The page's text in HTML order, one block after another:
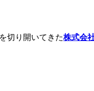
切り開いてきた株式会